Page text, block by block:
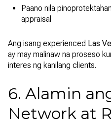
Paano nila
appraisal
Ang isang experienced Las
ay may malinaw na proseso
interes ng kanilang clients.
6. Alamin
Network at